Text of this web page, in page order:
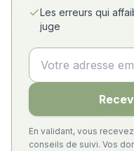
Les erreurs qui
juge
En validant, vous
conseils de suivi. Vos